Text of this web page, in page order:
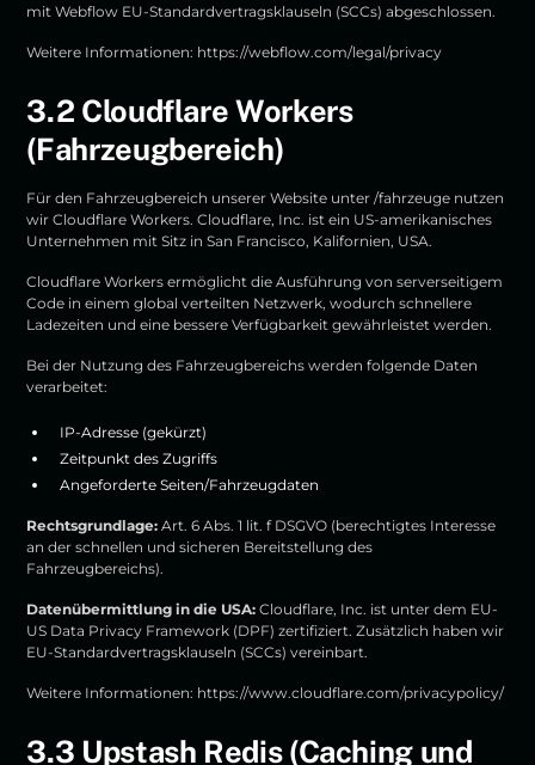
mit Webflow EU-Standardvertragsklauseln (SCCs) abgeschlossen.
Weitere Informationen: https://webflow.com/legal/privacy
3.2 Cloudflare Workers
(Fahrzeugbereich)
Für den Fahrzeugbereich unserer Website unter /fahrzeuge nutzen
wir Cloudflare Workers. Cloudflare, Inc. ist ein US-amerikanisches
Unternehmen mit Sitz in San Francisco, Kalifornien, USA.
Cloudflare Workers ermöglicht die Ausführung von serverseitigem
Code in einem global verteilten Netzwerk, wodurch schnellere
Ladezeiten und eine bessere Verfügbarkeit gewährleistet werden.
Bei der Nutzung des Fahrzeugbereichs werden folgende Daten
verarbeitet:
IP-Adresse (gekürzt)
Zeitpunkt des Zugriffs
Angeforderte Seiten/Fahrzeugdaten
Rechtsgrundlage: Art. 6 Abs. 1 lit. f DSGVO (berechtigtes Interesse
an der schnellen und sicheren Bereitstellung des
Fahrzeugbereichs).
Datenübermittlung in die USA: Cloudflare, Inc. ist unter dem EU-
US Data Privacy Framework (DPF) zertifiziert. Zusätzlich haben wir
EU-Standardvertragsklauseln (SCCs) vereinbart.
Weitere Informationen: https://www.cloudflare.com/privacypolicy/
3.3 Upstash Redis (Caching und